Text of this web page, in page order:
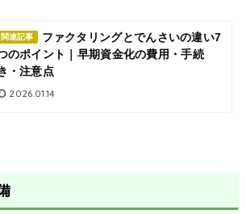
関連記事
ファクタリングとでんさいの違い7
のポイント｜早期資金化の費用・手続
・注意点
2026.01.14